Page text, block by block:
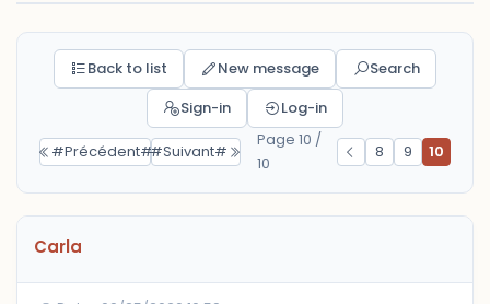
Back to list New message
Search
Sign-in
Log-in
#Précédent##Suivant#
Page 10 /
10
8 9 10
Carla